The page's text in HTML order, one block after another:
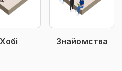
Хобі Знайомства